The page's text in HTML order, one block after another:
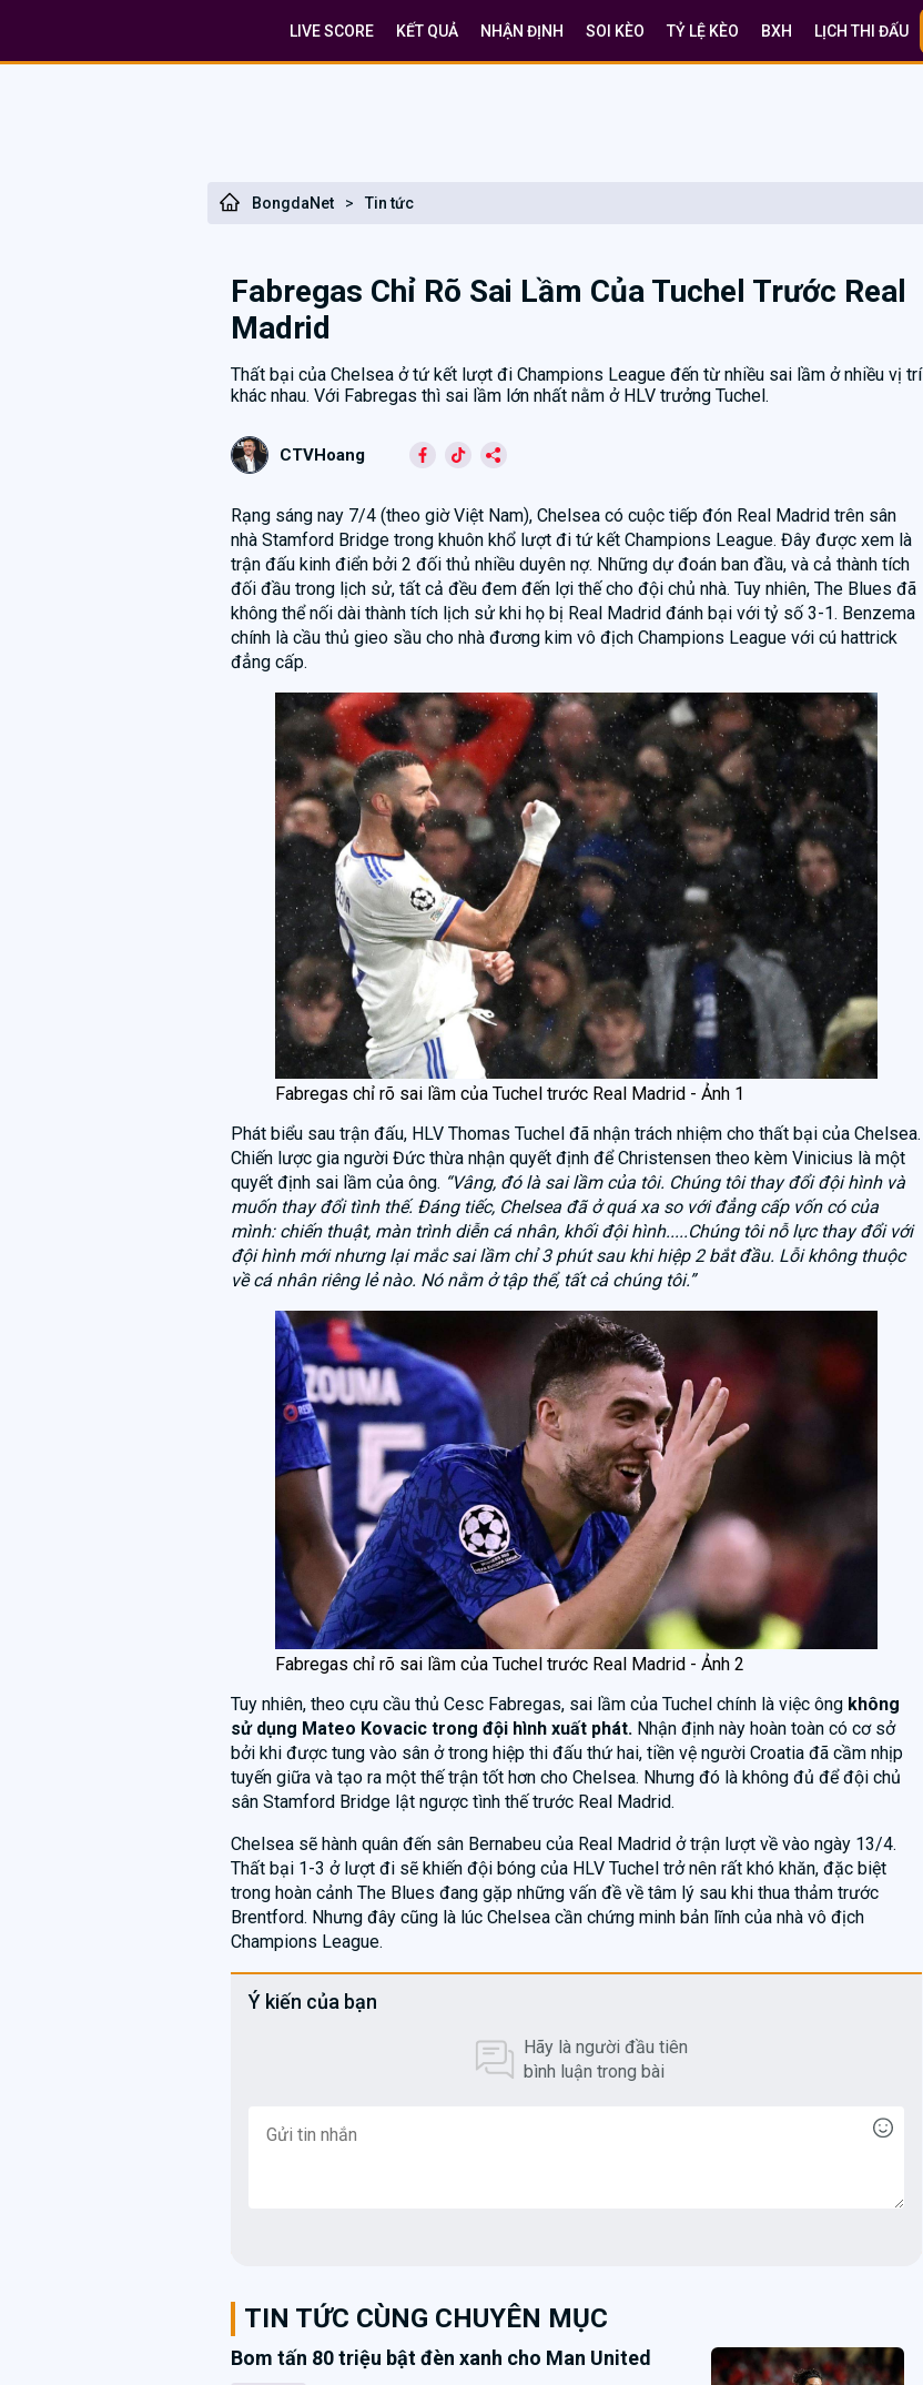
LIVE SCORE KẾT QUẢ NHẬN ĐỊNH SOI KÈO TỶ LỆ KÈO BXH LỊCH THI ĐẤU
BongdaNet > Tin tức
Fabregas Chỉ Rõ Sai Lầm Của Tuchel Trước Real
Madrid
Thất bại của Chelsea ở tứ kết lượt đi Champions League đến từ nhiều sai lầm ở nhiều vị trí
khác nhau. Với Fabregas thì sai lầm lớn nhất nằm ở HLV trưởng Tuchel.
CTVHoang
Rạng sáng nay 7/4 (theo giờ Việt Nam), Chelsea có cuộc tiếp đón Real Madrid trên sân
nhà Stamford Bridge trong khuôn khổ lượt đi tứ kết Champions League. Đây được xem là
trận đấu kinh điển bởi 2 đối thủ nhiều duyên nợ. Những dự đoán ban đầu, và cả thành tích
đối đầu trong lịch sử, tất cả đều đem đến lợi thế cho đội chủ nhà. Tuy nhiên, The Blues đã
không thể nối dài thành tích lịch sử khi họ bị Real Madrid đánh bại với tỷ số 3-1. Benzema
chính là cầu thủ gieo sầu cho nhà đương kim vô địch Champions League với cú hattrick
đẳng cấp.
Fabregas chỉ rõ sai lầm của Tuchel trước Real Madrid - Ảnh 1
Phát biểu sau trận đấu, HLV Thomas Tuchel đã nhận trách nhiệm cho thất bại của Chelsea.
Chiến lược gia người Đức thừa nhận quyết định để Christensen theo kèm Vinicius là một
quyết định sai lầm của ông. “Vâng, đó là sai lầm của tôi. Chúng tôi thay đổi đội hình và
muốn thay đổi tình thế. Đáng tiếc, Chelsea đã ở quá xa so với đẳng cấp vốn có của
mình: chiến thuật, màn trình diễn cá nhân, khối đội hình.....Chúng tôi nỗ lực thay đổi với
đội hình mới nhưng lại mắc sai lầm chỉ 3 phút sau khi hiệp 2 bắt đầu. Lỗi không thuộc
về cá nhân riêng lẻ nào. Nó nằm ở tập thể, tất cả chúng tôi.”
Fabregas chỉ rõ sai lầm của Tuchel trước Real Madrid - Ảnh 2
Tuy nhiên, theo cựu cầu thủ Cesc Fabregas, sai lầm của Tuchel chính là việc ông không
sử dụng Mateo Kovacic trong đội hình xuất phát. Nhận định này hoàn toàn có cơ sở
bởi khi được tung vào sân ở trong hiệp thi đấu thứ hai, tiền vệ người Croatia đã cầm nhịp
tuyến giữa và tạo ra một thế trận tốt hơn cho Chelsea. Nhưng đó là không đủ để đội chủ
sân Stamford Bridge lật ngược tình thế trước Real Madrid.
Chelsea sẽ hành quân đến sân Bernabeu của Real Madrid ở trận lượt về vào ngày 13/4.
Thất bại 1-3 ở lượt đi sẽ khiến đội bóng của HLV Tuchel trở nên rất khó khăn, đặc biệt
trong hoàn cảnh The Blues đang gặp những vấn đề về tâm lý sau khi thua thảm trước
Brentford. Nhưng đây cũng là lúc Chelsea cần chứng minh bản lĩnh của nhà vô địch
Champions League.
Ý kiến của bạn
Hãy là người đầu tiên
bình luận trong bài
TIN TỨC CÙNG CHUYÊN MỤC
Bom tấn 80 triệu bật đèn xanh cho Man United